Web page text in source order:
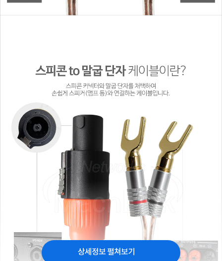
상세정보 펼쳐보기